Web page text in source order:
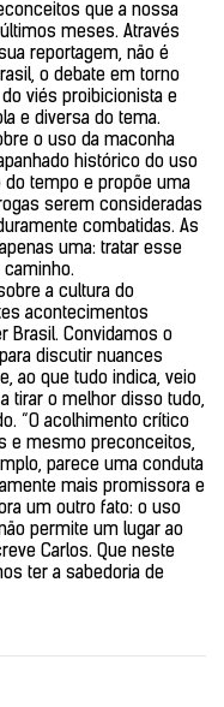
que a nossa
meses. Através
reportagem, não é
o debate em torno
viés proibicionista e
e diversa do tema.
o uso da maconha
histórico do uso
do tempo e propõe uma
serem consideradas
combatidas. As
uma: tratar esse
a cultura do
acontecimentos
Brasil. Convidamos o
discutir nuances
ao que tudo indica, veio
tirar o melhor disso tudo,
“O acolhimento crítico
e mesmo preconceitos,
parece uma conduta
mais promissora e
um outro fato: o uso
permite um lugar ao
Carlos. Que neste
ter a sabedoria de